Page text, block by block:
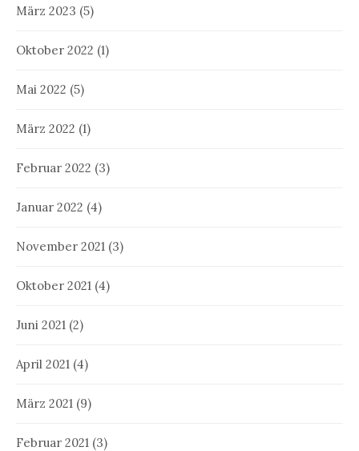
März 2023 (5)
Oktober 2022 (1)
Mai 2022 (5)
März 2022 (1)
Februar 2022 (3)
Januar 2022 (4)
November 2021 (3)
Oktober 2021 (4)
Juni 2021 (2)
April 2021 (4)
März 2021 (9)
Februar 2021 (3)